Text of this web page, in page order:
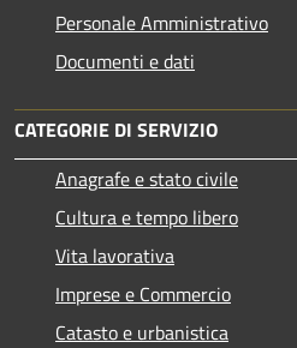
Personale Amministrativo
Documenti e dati
CATEGORIE DI SERVIZIO
Anagrafe e stato civile
Cultura e tempo libero
Vita lavorativa
Imprese e Commercio
Catasto e urbanistica